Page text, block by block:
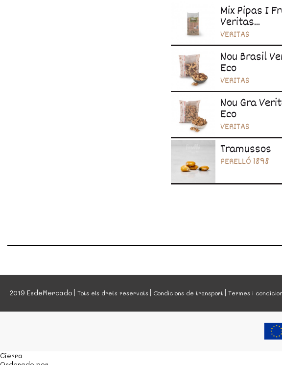
Mix Pipas I
Veritas...
VERITAS
Nou Brasil
Eco
VERITAS
Nou Gra
Eco
VERITAS
Tramussos
PERELLÓ 1898
2019 EsdeMercado Tots els drets reservats Condicions de transport Termes i
Cierra